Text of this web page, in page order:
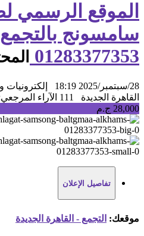
الموقع الرسمي
سامسونج
01283377353
28/سبتمبر/2025 18:19 إلكترونيات
القاهرة الجديدة
111 الآراء
المرجعي:
28,000 ج.م
تفاصيل الإعلان
موقعك: التجمع - القاهرة الجديدة